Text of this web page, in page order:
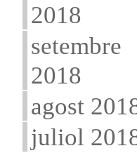
2018
setembre
2018
agost
juliol